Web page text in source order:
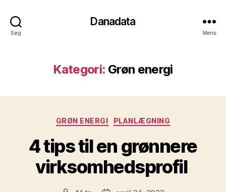
Søg
Danadata
Menu
Kategori: Grøn energi
Kategorier
GRØN ENERGI PLANLÆGNING
4 tips til en grønnere
virksomhedsprofil